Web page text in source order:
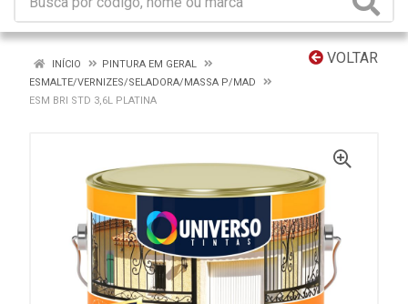
VOLTAR
INÍCIO
PINTURA EM GERAL
ESMALTE/VERNIZES/SELADORA/MASSA P/MAD
ESM BRI STD 3,6L PLATINA